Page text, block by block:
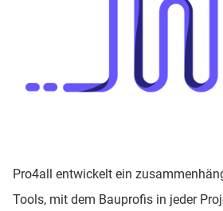
Pro4all entwickelt ein
Tools, mit dem Bauprofis in jeder